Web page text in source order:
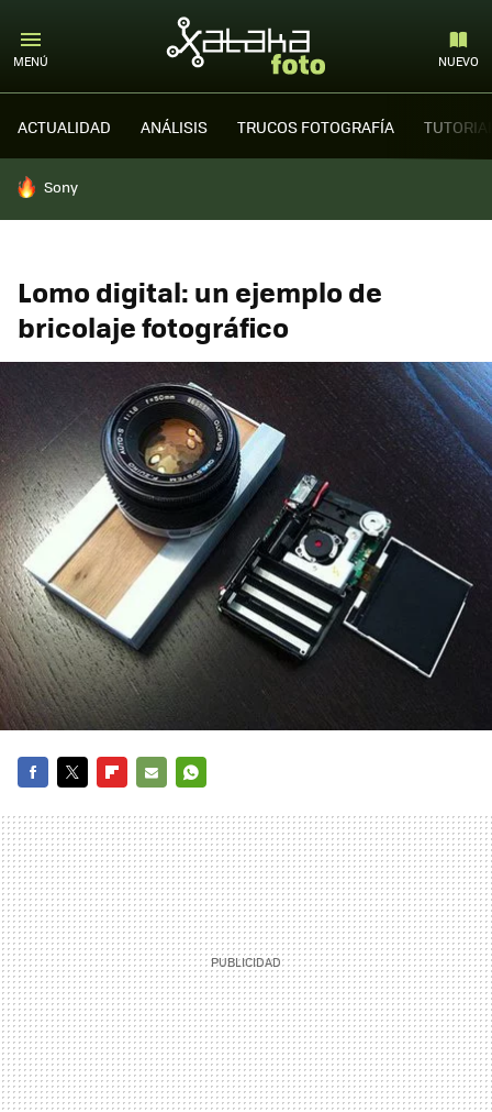
MENÚ NUEVO
ACTUALIDAD ANÁLISIS TRUCOS FOTOGRAFÍA
HOY SE HABLA DE
Sony
Lomo digital: un ejemplo de
bricolaje fotográfico
MAIL